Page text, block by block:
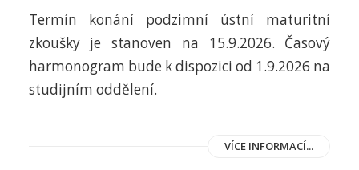
Termín konání podzimní ústní maturitní
zkoušky je stanoven na 15.9.2026. Časový
harmonogram bude k dispozici od 1.9.2026 na
studijním oddělení.
VÍCE INFORMACÍ...